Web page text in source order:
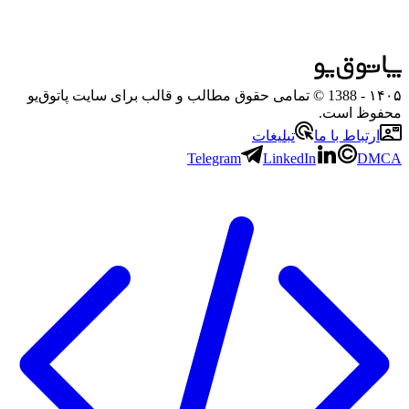
۱۴۰۵
- 1388 © تمامی حقوق مطالب و قالب برای سایت پاتوق‌یو
محفوظ است.
ارتباط با ما
تبلیغات
Telegram
LinkedIn DMCA